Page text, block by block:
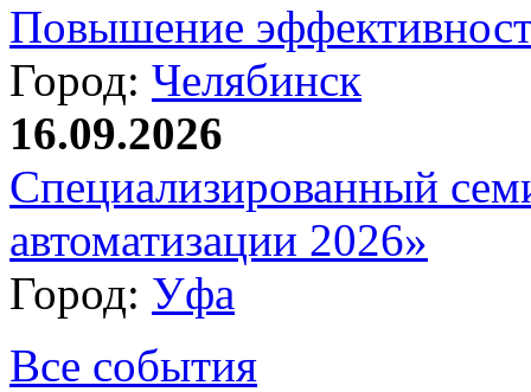
Повышение
Город: Челябинск
16.09.2026
Специализированный
автоматизации 2026»
Город: Уфа
Все события